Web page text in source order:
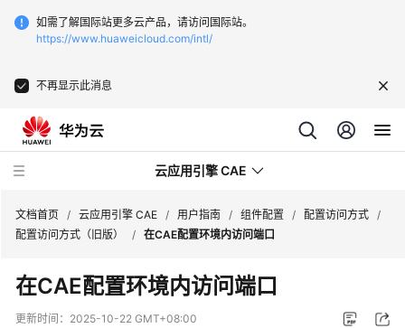
如需了解国际站更多云产品，请访问国际站。
https://www.huaweicloud.com/intl/
不再显示此消息
云应用引擎 CAE
新
动
文档首页 / 云应用引擎 CAE / 用户指南 / 组件配置 / 配置访问方式 /
配置访问方式（旧版）
/ 在CAE配置环境内访问端口
在CAE配置环境内访问端口
更新时间： 2025-10-22 GMT+08:00